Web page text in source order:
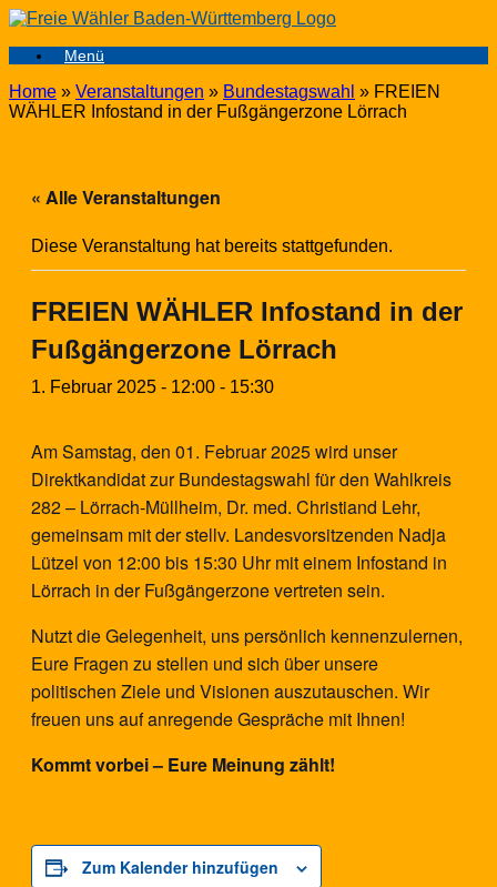
Zum
springenMenü
Home » Veranstaltungen » Bundestagswahl » FREIEN
WÄHLER Infostand in der Fußgängerzone Lörrach
« Alle Veranstaltungen
Diese Veranstaltung hat bereits stattgefunden.
FREIEN WÄHLER Infostand in der
Fußgängerzone Lörrach
1. Februar 2025 - 12:00 - 15:30
Am Samstag, den 01. Februar 2025 wird unser
Direktkandidat zur Bundestagswahl für den Wahlkreis
282 – Lörrach-Müllheim, Dr. med. Christiand Lehr,
gemeinsam mit der stellv. Landesvorsitzenden Nadja
Lützel von 12:00 bis 15:30 Uhr mit einem Infostand in
Lörrach in der Fußgängerzone vertreten sein.
Nutzt die Gelegenheit, uns persönlich kennenzulernen,
Eure Fragen zu stellen und sich über unsere
politischen Ziele und Visionen auszutauschen. Wir
freuen uns auf anregende Gespräche mit Ihnen!
Kommt vorbei – Eure Meinung zählt!
Zum Kalender hinzufügen